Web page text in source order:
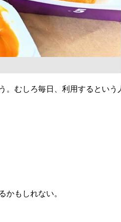
むしろ毎日、利用するとい
もしれない。